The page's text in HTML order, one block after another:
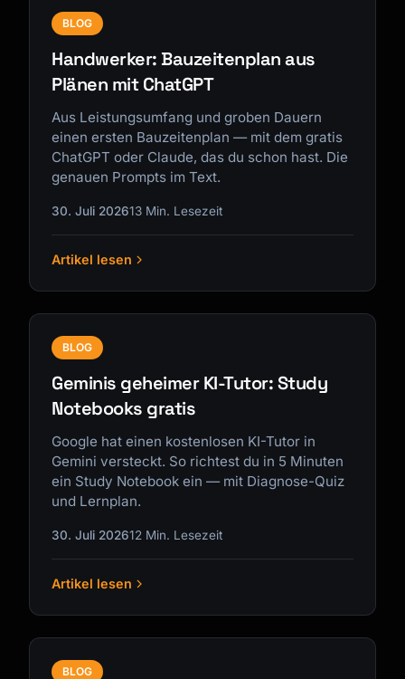
BLOG
Handwerker: Bauzeitenplan aus
Plänen mit ChatGPT
Aus Leistungsumfang und groben Dauern
einen ersten Bauzeitenplan — mit dem gratis
ChatGPT oder Claude, das du schon hast. Die
genauen Prompts im Text.
30. Juli 202613 Min. Lesezeit
Artikel lesen
BLOG
Geminis geheimer KI-Tutor: Study
Notebooks gratis
Google hat einen kostenlosen KI-Tutor in
Gemini versteckt. So richtest du in 5 Minuten
ein Study Notebook ein — mit Diagnose-Quiz
und Lernplan.
30. Juli 202612 Min. Lesezeit
Artikel lesen
BLOG